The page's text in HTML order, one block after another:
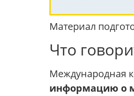
Материал
Что
Международная
информацию о